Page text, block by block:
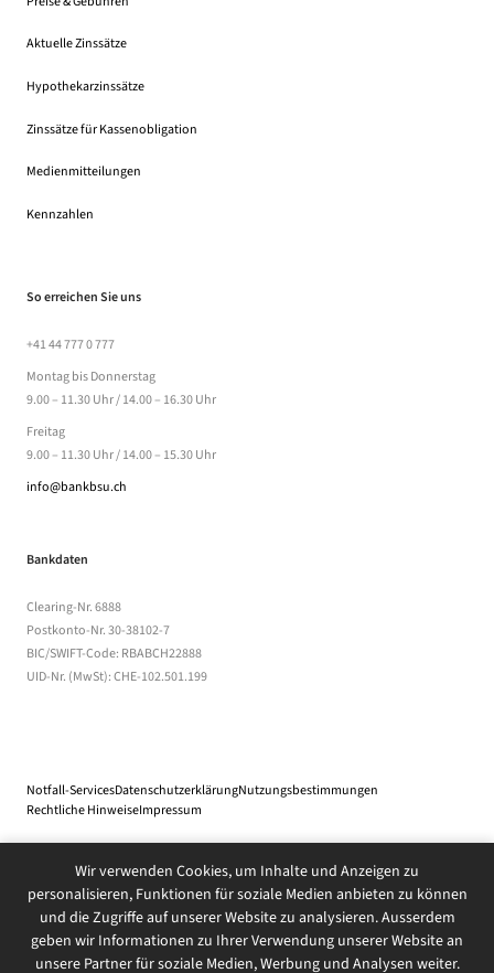
Aktuelle Zinssätze
Hypothekarzinssätze
Zinssätze für Kassenobligation
Medienmitteilungen
Kennzahlen
So erreichen Sie uns
+41 44 777 0 777
Montag bis Donnerstag
9.00 – 11.30 Uhr / 14.00 – 16.30 Uhr
Freitag
9.00 – 11.30 Uhr / 14.00 – 15.30 Uhr
info@bankbsu.ch
Bankdaten
Clearing-Nr. 6888
Postkonto-Nr. 30-38102-7
BIC/SWIFT-Code: RBABCH22888
UID-Nr. (MwSt): CHE-102.501.199
Notfall-ServicesDatenschutzerklärung(öffnet in einem neuen Tab)
Nutzungsbestimmungen
Rechtliche Hinweise(öffnet in einem neuen Tab)
Impressum
© 2026 Bank BSU Genossenschaft
Wir verwenden Cookies, um Inhalte und Anzeigen zu
personalisieren, Funktionen für soziale Medien anbieten zu können
und die Zugriffe auf unserer Website zu analysieren. Ausserdem
geben wir Informationen zu Ihrer Verwendung unserer Website an
unsere Partner für soziale Medien, Werbung und Analysen weiter.